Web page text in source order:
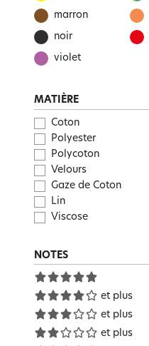
marron
noir
violet
MATIÈRE
Coton
Polyester
Polycoton
Velours
Gaze de Coton
Lin
Viscose
NOTES
et plus
et plus
et plus